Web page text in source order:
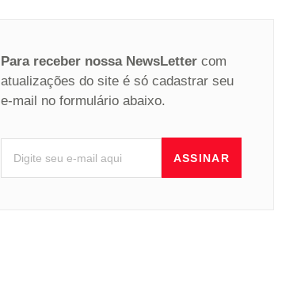
Para receber nossa NewsLetter com
atualizações do site é só cadastrar seu
e-mail no formulário abaixo.
ASSINAR